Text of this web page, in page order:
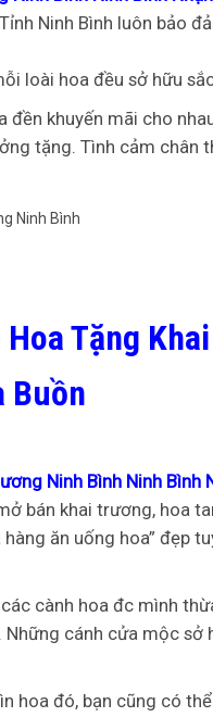
Ninh Bình luôn bảo
loài hoa đều sở hữu
khuyến mãi cho
tặng. Tình cảm chân
Tặng
Buồn
Ninh Bình Ninh Bình
bán khai trương, hoa
ăn uống hoa” đẹp
cành hoa đc mình
cánh cửa mộc
hoa đó, bạn cũng có